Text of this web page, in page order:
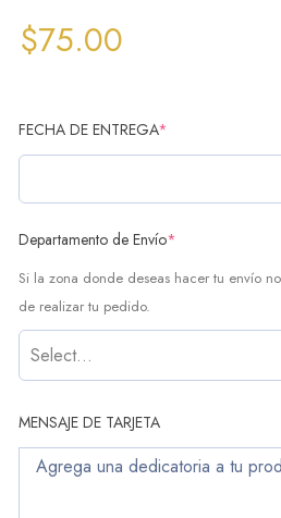
$75.00
FECHA DE ENTREGA*
Departamento de Envío*
Si la zona donde deseas hacer tu envío
de realizar tu pedido.
Select...
MENSAJE DE TARJETA